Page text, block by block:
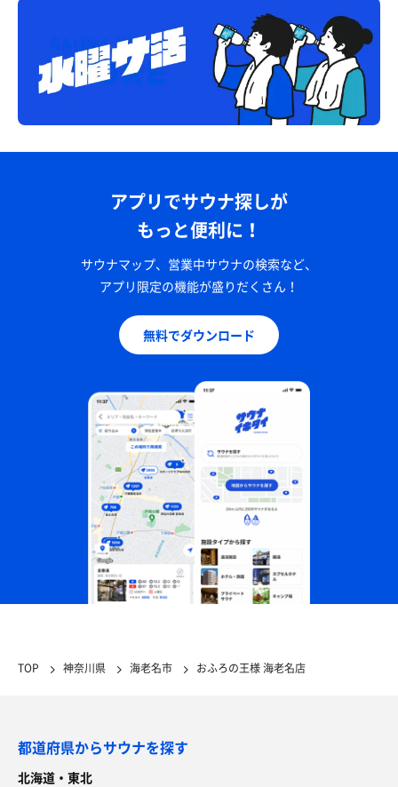
アプリでサウナ探しが
もっと便利に！
サウナマップ、営業中サウナの検索など、
アプリ限定の機能が盛りだくさん！
無料でダウンロード
TOP 神奈川県 海老名市 おふろの王様 海老名店
都道府県からサウナを探す
北海道・東北